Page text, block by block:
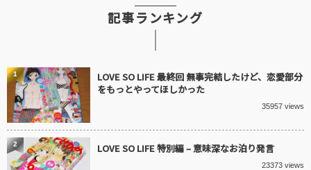
記事ランキング
LOVE SO LIFE 最終回 無事完結したけど、恋愛部分
をもっとやってほしかった
35957 views
1
LOVE SO LIFE 特別編 – 意味深なお泊り発言
23373 views
2